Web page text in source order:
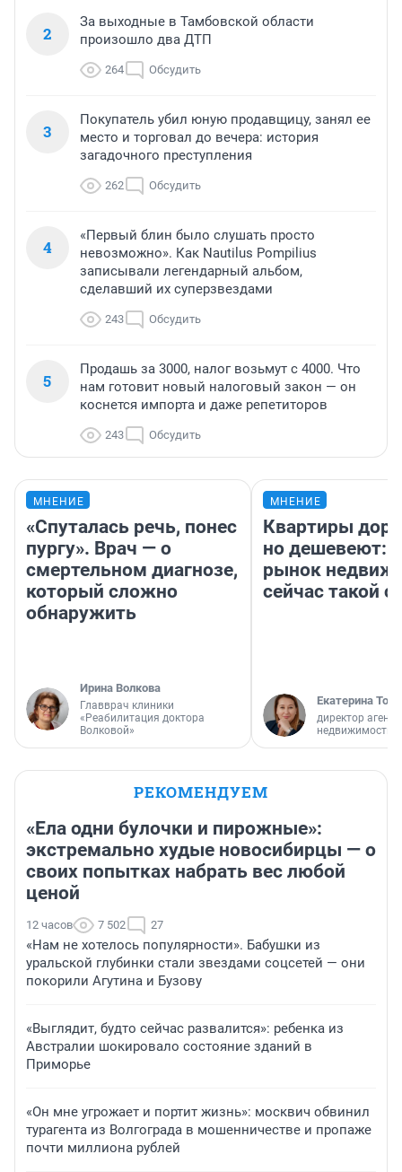
2
За выходные в Тамбовской области
произошло два ДТП
264 Обсудить
3
Покупатель убил юную продавщицу, занял ее
место и торговал до вечера: история
загадочного преступления
262 Обсудить
4
«Первый блин было слушать просто
невозможно». Как Nautilus Pompilius
записывали легендарный альбом,
сделавший их суперзвездами
243 Обсудить
5
Продашь за 3000, налог возьмут с 4000. Что
нам готовит новый налоговый закон — он
коснется импорта и даже репетиторов
243 Обсудить
МНЕНИЕ
«Спуталась речь, понес
пургу». Врач — о
смертельном диагнозе,
который сложно
обнаружить
Ирина Волкова
Главврач клиники
«Реабилитация доктора
Волковой»
МНЕНИЕ
Квартиры
но дешевеют:
рынок
сейчас такой
Екатерина
директор
недвижимости
РЕКОМЕНДУЕМ
«Ела одни булочки и пирожные»:
экстремально худые новосибирцы — о
своих попытках набрать вес любой
ценой
12 часов 7 502 27
«Нам не хотелось популярности». Бабушки из
уральской глубинки стали звездами соцсетей — они
покорили Агутина и Бузову
«Выглядит, будто сейчас развалится»: ребенка из
Австралии шокировало состояние зданий в
Приморье
«Он мне угрожает и портит жизнь»: москвич обвинил
турагента из Волгограда в мошенничестве и пропаже
почти миллиона рублей